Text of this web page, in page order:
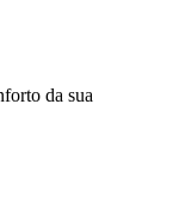
da sua